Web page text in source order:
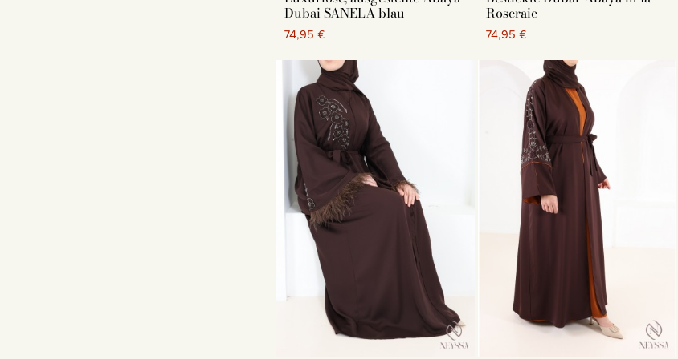
Die Qualität Ihres Outfits für den Eid
Um elegant zu wirken, sollte Ihr Aids-Outfit von hoher Qualität
Qualität kann Ihr Outfit verderben. Seien Sie also vorsichtig bei
sein.
Unsere Modelle von Eid -Kleidern für Frauen
Jilbab, Khimar Abaya, Kaftan, Abaya und Kimono: Entdecken
Dubai SANELA blau
74,95 €
Roseraie
74,95 €